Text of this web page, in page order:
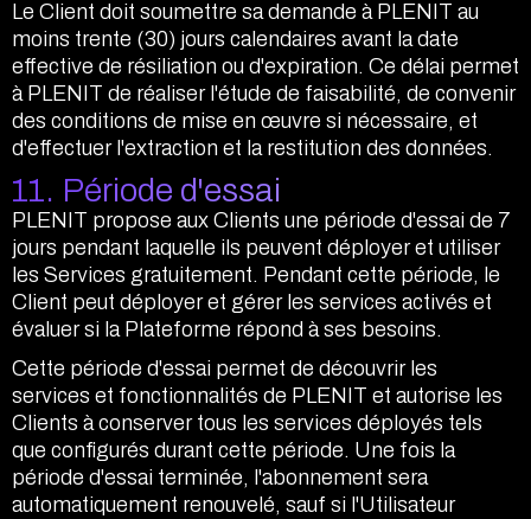
Le Client doit soumettre sa demande à PLENIT au
moins trente (30) jours calendaires avant la date
effective de résiliation ou d'expiration. Ce délai permet
à PLENIT de réaliser l'étude de faisabilité, de convenir
des conditions de mise en œuvre si nécessaire, et
d'effectuer l'extraction et la restitution des données.
11. Période d'essai
PLENIT propose aux Clients une période d'essai de 7
jours pendant laquelle ils peuvent déployer et utiliser
les Services gratuitement. Pendant cette période, le
Client peut déployer et gérer les services activés et
évaluer si la Plateforme répond à ses besoins.
Cette période d'essai permet de découvrir les
services et fonctionnalités de PLENIT et autorise les
Clients à conserver tous les services déployés tels
que configurés durant cette période. Une fois la
période d'essai terminée, l'abonnement sera
automatiquement renouvelé, sauf si l'Utilisateur